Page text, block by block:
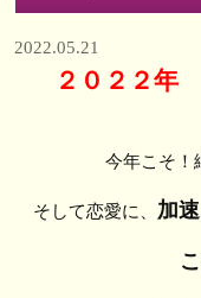
2022.05.21
２０２２年
今年こそ！
そして恋愛に、 加